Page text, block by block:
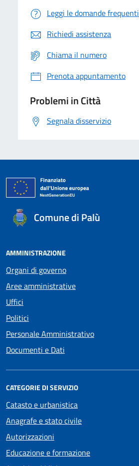
Leggi le domande frequenti
Richiedi assistenza
Chiama il numero
Prenota appuntamento
Problemi in Città
Segnala disservizio
Comune di Palù
AMMINISTRAZIONE
Organi di governo
Aree amministrative
Uffici
Politici
Personale Amministrativo
Documenti e Dati
CATEGORIE DI SERVIZIO
Catasto e urbanistica
Anagrafe e stato civile
Autorizzazioni
Educazione e formazione